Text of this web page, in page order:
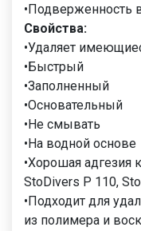
•Подверженность
Свойства:
•Удаляет
•Быстрый
•Заполненный
•Основательный
•Не смывать
•На водной основе
•Хорошая адгезия
StoDivers P 110,
•Подходит для
из полимера и